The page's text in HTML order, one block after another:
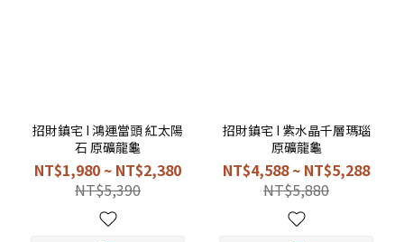
招財鎮宅 I 鴻運當頭 紅太陽
石 原礦龍龜
NT$1,980 ~ NT$2,380
NT$5,390
招財鎮宅 I 紫水晶千層瑪瑙
原礦龍龜
NT$4,588 ~ NT$5,288
NT$5,880